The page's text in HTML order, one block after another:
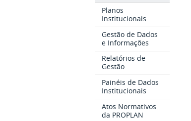
Planos
Institucionais
Gestão de Dados
e Informações
Relatórios de
Gestão
Painéis de Dados
Institucionais
Atos Normativos
da PROPLAN